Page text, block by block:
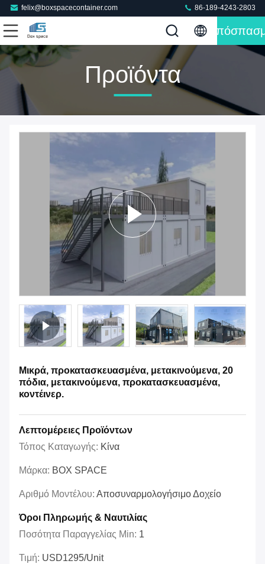
felix@boxspacecontainer.com 86-189-4243-2803
Προϊόντα
Μικρά, προκατασκευασμένα, μετακινούμενα, 20
πόδια, μετακινούμενα, προκατασκευασμένα,
κοντέινερ.
Λεπτομέρειες Προϊόντων
Τόπος Καταγωγής: Κίνα
Μάρκα: BOX SPACE
Αριθμό Μοντέλου: Αποσυναρμολογήσιμο Δοχείο
Όροι Πληρωμής & Ναυτιλίας
Ποσότητα Παραγγελίας Min: 1
Τιμή: USD1295/unit